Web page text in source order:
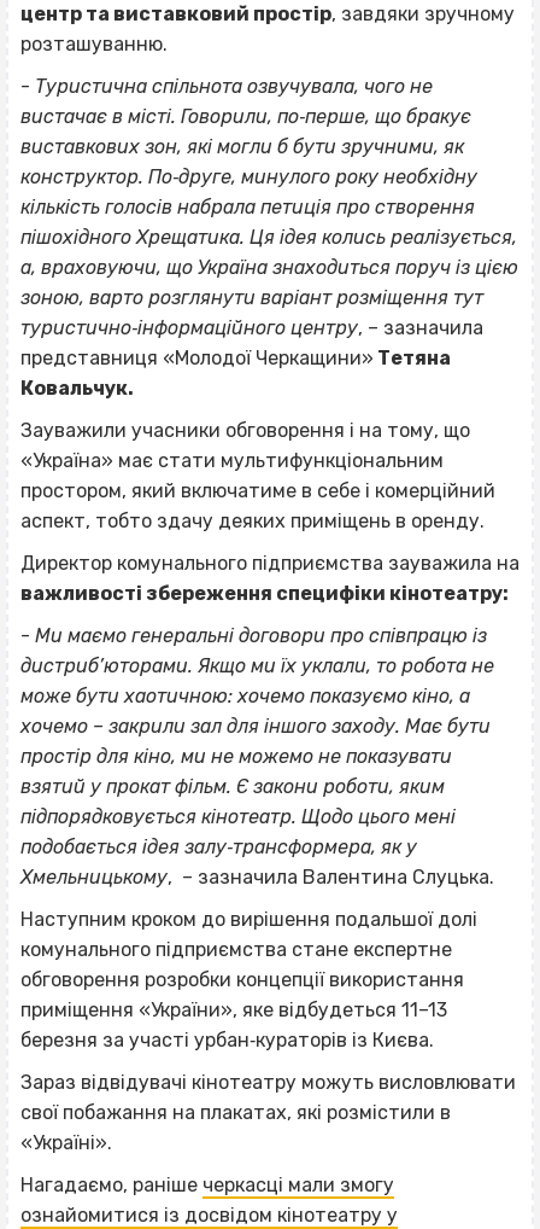
центр та виставковий простір, завдяки зручному
розташуванню.
- Туристична спільнота озвучувала, чого не
вистачає в місті. Говорили, по‐перше, що бракує
виставкових зон, які могли б бути зручними, як
конструктор. По‐друге, минулого року необхідну
кількість голосів набрала петиція про створення
пішохідного Хрещатика. Ця ідея колись реалізується,
а, враховуючи, що Україна знаходиться поруч із цією
зоною, варто розглянути варіант розміщення тут
туристично‐інформаційного центру, – зазначила
представниця «Молодої Черкащини» Тетяна
Ковальчук.
Зауважили учасники обговорення і на тому, що
«Україна» має стати мультифункціональним
простором, який включатиме в себе і комерційний
аспект, тобто здачу деяких приміщень в оренду.
Директор комунального підприємства зауважила на
важливості збереження специфіки кінотеатру:
- Ми маємо генеральні договори про співпрацю із
дистриб’юторами. Якщо ми їх уклали, то робота не
може бути хаотичною: хочемо показуємо кіно, а
хочемо – закрили зал для іншого заходу. Має бути
простір для кіно, ми не можемо не показувати
взятий у прокат фільм. Є закони роботи, яким
підпорядковується кінотеатр. Щодо цього мені
подобається ідея залу‐трансформера, як у
Хмельницькому, – зазначила Валентина Слуцька.
Наступним кроком до вирішення подальшої долі
комунального підприємства стане експертне
обговорення розробки концепції використання
приміщення «України», яке відбудеться 11–13
березня за участі урбан‐кураторів із Києва.
Зараз відвідувачі кінотеатру можуть висловлювати
свої побажання на плакатах, які розмістили в
«Україні».
Нагадаємо, раніше черкасці мали змогу
ознайомитися із досвідом кінотеатру у